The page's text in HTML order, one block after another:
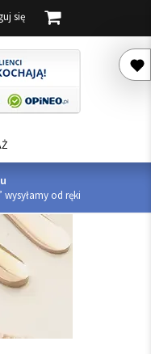
się
od ręki